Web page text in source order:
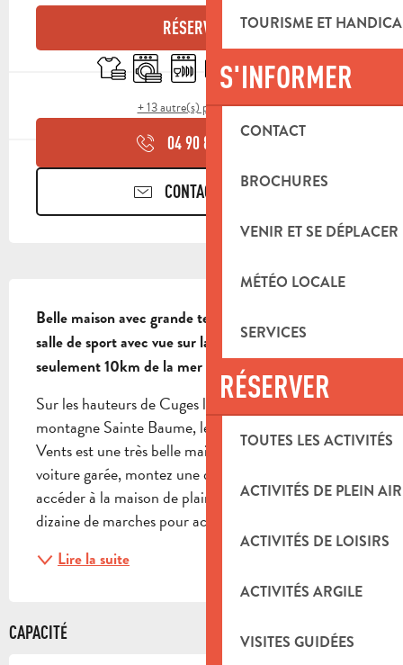
TOURISME ET
S'INFORMER
CONTACT
BROCHURES
VENIR ET SE DÉPLACER
MÉTÉO LOCALE
SERVICES
RÉSERVER
TOUTES LES ACTIVITÉS
ACTIVITÉS DE PLEIN AIR
ACTIVITÉS DE LOISIRS
ACTIVITÉS ARGILE
VISITES GUIDÉES
RÉSERVER
Draps et linge
Lave lingeLave vaisselle
TélévisionAir conditionné
Piscine
+ 13 autre(s) prestation(s)
04 90 85 45 ▒▒
CONTACTEZ-NOUS
Belle maison avec grande terrasse, piscine, spa et
salle de sport avec vue sur la plaine de Cuges, à
seulement 10km de la mer
Sur les hauteurs de Cuges les Pins, au pied de la
montagne Sainte Baume, le Domaine la Rose des
Vents est une très belle maison moderne. Une fois la
voiture garée, montez une dizaine de marches pour
accéder à la maison de plain pied, puis une autre
dizaine de marches pour accéder à la piscine, à la...
Lire la suite
CAPACITÉ